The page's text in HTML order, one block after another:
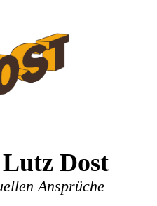
Dost
Ansprüche